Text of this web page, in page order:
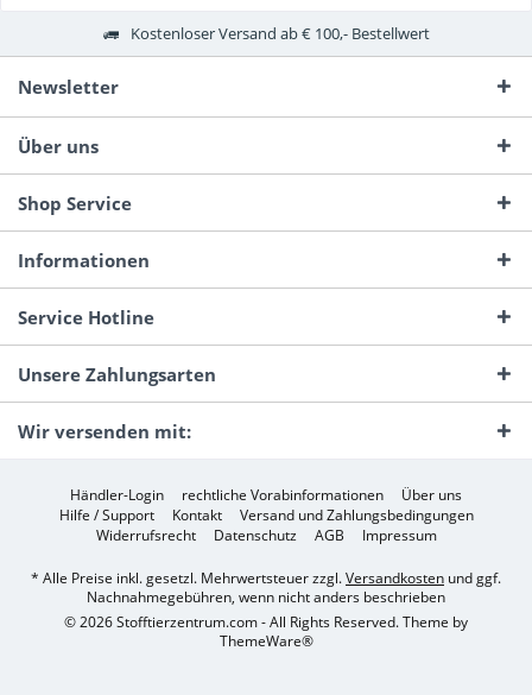
Kostenloser Versand ab € 100,- Bestellwert
Newsletter
Über uns
Shop Service
Informationen
Service Hotline
Unsere Zahlungsarten
Wir versenden mit:
Händler-Login rechtliche Vorabinformationen
Über uns
Hilfe / Support
Kontakt
Versand und Zahlungsbedingungen
Widerrufsrecht
Datenschutz AGB Impressum
* Alle Preise inkl. gesetzl. Mehrwertsteuer zzgl.Versandkosten und ggf.
Nachnahmegebühren, wenn nicht anders beschrieben
© 2026 Stofftierzentrum.com - All Rights Reserved. Theme by
ThemeWare®